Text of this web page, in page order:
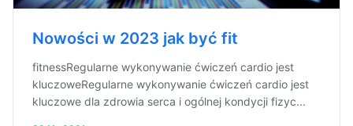
Nowości w 2023 jak być fit
fitnessRegularne wykonywanie ćwiczeń cardio jest
kluczoweRegularne wykonywanie ćwiczeń cardio jest
kluczowe dla zdrowia serca i ogólnej kondycji fizyc...